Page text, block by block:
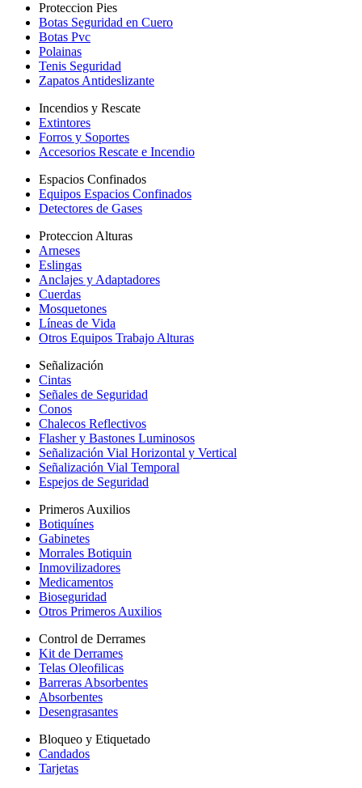
Proteccion Pies
Botas Seguridad en Cuero
Botas Pvc
Polainas
Tenis Seguridad
Zapatos Antideslizante
Incendios y Rescate
Extintores
Forros y Soportes
Accesorios Rescate e Incendio
Espacios Confinados
Equipos Espacios Confinados
Detectores de Gases
Proteccion Alturas
Arneses
Eslingas
Anclajes y Adaptadores
Cuerdas
Mosquetones
Líneas de Vida
Otros Equipos Trabajo Alturas
Señalización
Cintas
Señales de Seguridad
Conos
Chalecos Reflectivos
Flasher y Bastones Luminosos
Señalización Vial Horizontal y Vertical
Señalización Vial Temporal
Espejos de Seguridad
Primeros Auxilios
Botiquínes
Gabinetes
Morrales Botiquin
Inmovilizadores
Medicamentos
Bioseguridad
Otros Primeros Auxilios
Control de Derrames
Kit de Derrames
Telas Oleofilicas
Barreras Absorbentes
Absorbentes
Desengrasantes
Bloqueo y Etiquetado
Candados
Tarjetas